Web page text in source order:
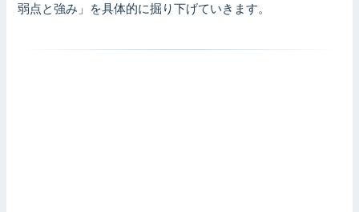
弱点と強み」を具体的に掘り下げていきます。